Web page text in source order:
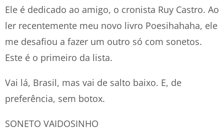
Ele é dedicado ao amigo, o cronista Ruy Castro. Ao
ler recentemente meu novo livro Poesihahaha, ele
me desafiou a fazer um outro só com sonetos.
Este é o primeiro da lista.
Vai lá, Brasil, mas vai de salto baixo. E, de
preferência, sem botox.
SONETO VAIDOSINHO